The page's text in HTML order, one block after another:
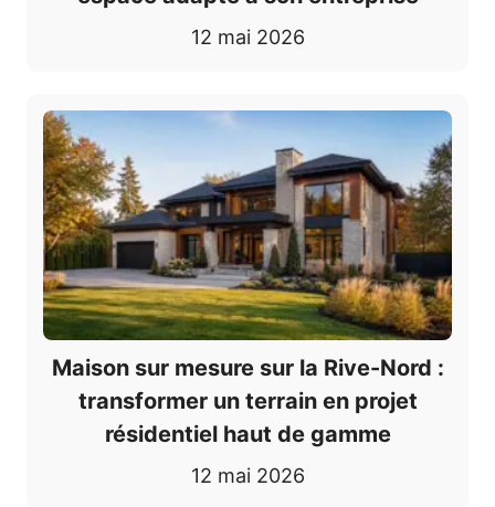
12 mai 2026
Maison sur mesure sur la Rive-Nord :
transformer un terrain en projet
résidentiel haut de gamme
12 mai 2026